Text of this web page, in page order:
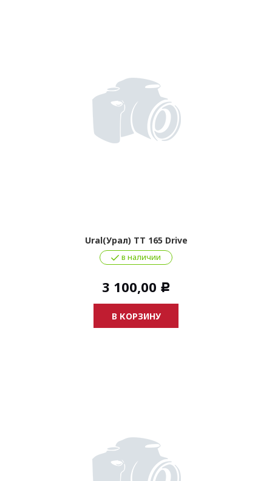
Ural(Урал) ТТ 165 Drive
в наличии
3 100,00 Р
В КОРЗИНУ